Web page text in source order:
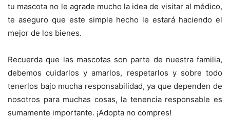
tu mascota no le agrade mucho la idea de visitar al médico,
te aseguro que este simple hecho le estará haciendo el
mejor de los bienes.
Recuerda que las mascotas son parte de nuestra familia,
debemos cuidarlos y amarlos, respetarlos y sobre todo
tenerlos bajo mucha responsabilidad, ya que dependen de
nosotros para muchas cosas, la tenencia responsable es
sumamente importante. ¡Adopta no compres!